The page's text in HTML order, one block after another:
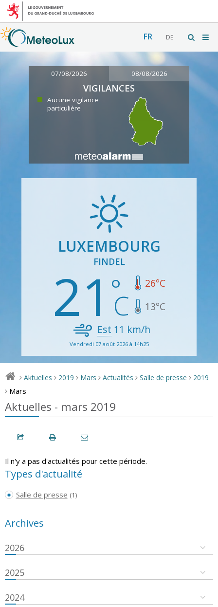
FR DE
07/08/2026 08/08/2026
VIGILANCES
Aucune vigilance
particulière
LUXEMBOURG
FINDEL
21 26°C
13°C
Est 11 km/h
Vendredi 07 août 2026 à 14h25
> Aktuelles > 2019 > Mars > Actualités > Salle de presse > 2019
> Mars
Aktuelles - mars 2019
Il n'y a pas d'actualités pour cette période.
Types d'actualité
Salle de presse (1)
Archives
2026
2025
2024